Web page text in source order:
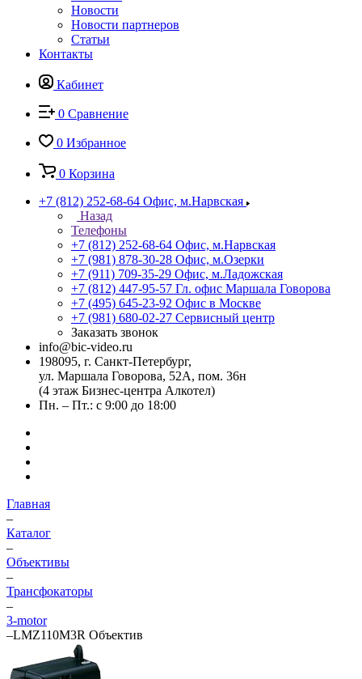
Новости
Новости партнеров
Статьи
Контакты
Кабинет
0 Сравнение
0 Избранное
0 Корзина
+7 (812) 252-68-64 Офис, м.Нарвская
Назад
Телефоны
+7 (812) 252-68-64 Офис, м.Нарвская
+7 (981) 878-30-28 Офис, м.Озерки
+7 (911) 709-35-29 Офис, м.Ладожская
+7 (812) 447-95-57 Гл. офис Маршала Говорова
+7 (495) 645-23-92 Офис в Москве
+7 (981) 680-02-27 Сервисный центр
Заказать звонок
info@bic-video.ru
198095, г. Санкт-Петербург,
ул. Маршала Говорова, 52А, пом. 36н
(4 этаж Бизнес-центра Алкотел)
Пн. – Пт.: с 9:00 до 18:00
Главная
–
Каталог
–
Объективы
–
Трансфокаторы
–
3-motor
–LMZ110M3R Объектив